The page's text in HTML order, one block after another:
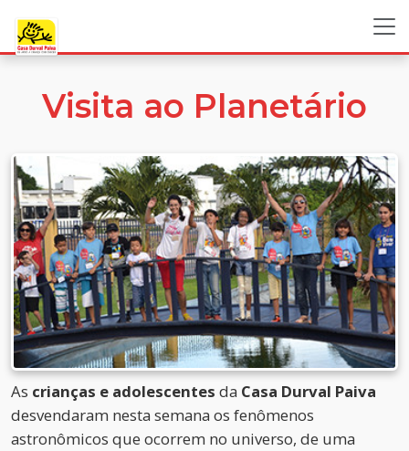
Visita ao Planetário
As crianças e adolescentes da Casa Durval Paiva
desvendaram nesta semana os fenômenos
astronômicos que ocorrem no universo, de uma